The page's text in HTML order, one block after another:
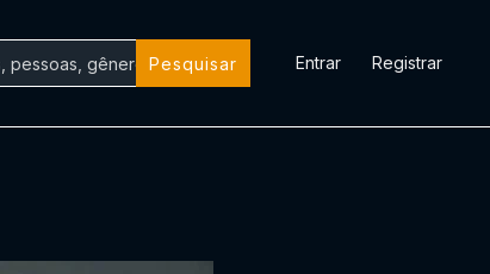
Pesquisar Entrar Registrar